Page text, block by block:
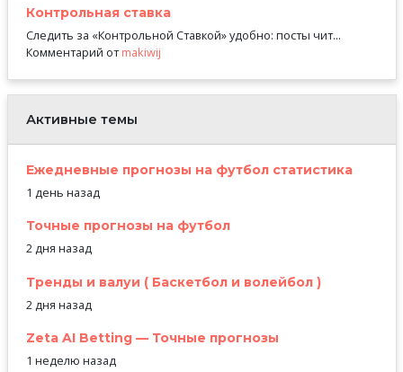
Контрольная ставка
Следить за «Контрольной Ставкой» удобно: посты чит...
Комментарий отmakiwij
Активные темы
Ежедневные прогнозы на футбол статистика
1 день назад
Точные прогнозы на футбол
2 дня назад
Тренды и валуи ( Баскетбол и волейбол )
2 дня назад
Zeta AI Betting — Точные прогнозы
1 неделю назад